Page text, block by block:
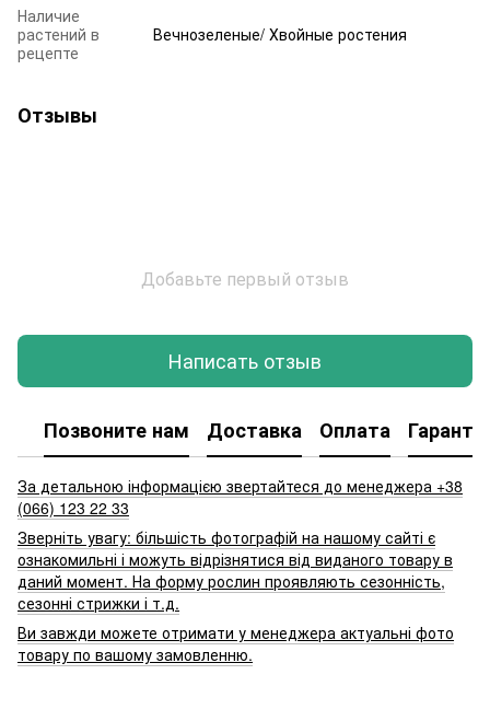
Наличие
растений в
рецепте
Вечнозеленые/ Хвойные ростения
Отзывы
Добавьте первый отзыв
Написать отзыв
Позвоните нам Доставка Оплата
За детальною інформацією звертайтеся до менеджера +38
(066) 123 22 33
Зверніть увагу: більшість фотографій на нашому сайті є
ознакомильні і можуть відрізнятися від виданого товару в
даний момент. На форму рослин проявляють сезонність,
сезонні стрижки і т.д.
Ви завжди можете отримати у менеджера актуальні фото
товару по вашому замовленню.